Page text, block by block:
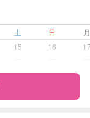
談
土 日
15 16